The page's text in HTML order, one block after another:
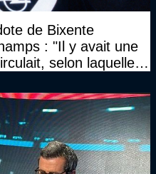
de Bixente
: "Il y avait une
selon laquelle il